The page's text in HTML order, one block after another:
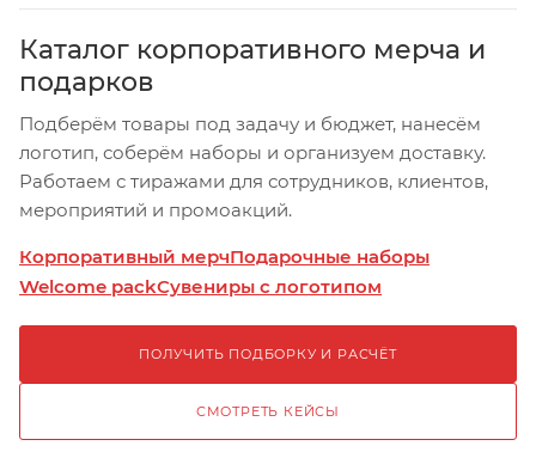
Каталог корпоративного мерча и
подарков
Подберём товары под задачу и бюджет, нанесём
логотип, соберём наборы и организуем доставку.
Работаем с тиражами для сотрудников, клиентов,
мероприятий и промоакций.
Корпоративный мерчПодарочные наборы
Welcome packСувениры с логотипом
ПОЛУЧИТЬ ПОДБОРКУ И РАСЧЁТ
СМОТРЕТЬ КЕЙСЫ